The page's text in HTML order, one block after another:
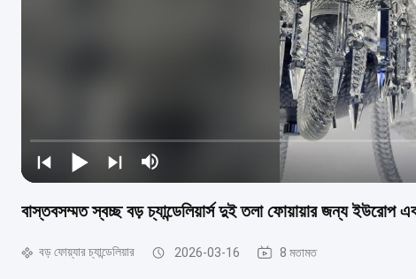
বাস্তবসম্মত স্বচ্ছ বড় চ্যান্ডেলিয়ার্স দুই তলা ফোয়ায়ার জন্য ইউরোপ
বড় ফোয়্যার চ্যান্ডেলিয়ার 2026-03-16 8 মতামত